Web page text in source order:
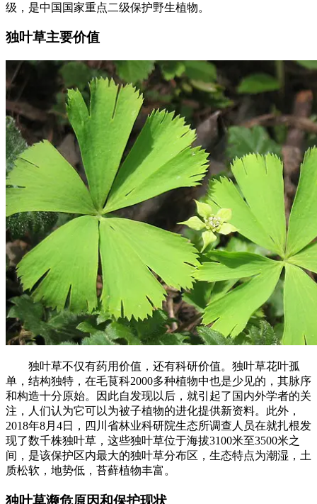
级，是中国国家重点二级保护野生植物。
独叶草主要价值
独叶草不仅有药用价值，还有科研价值。独叶草花叶孤
单，结构独特，在毛茛科2000多种植物中也是少见的，其脉序
和构造十分原始。因此自发现以后，就引起了国内外学者的关
注，人们认为它可以为被子植物的进化提供新资料。此外，
2018年8月4日，四川省林业科研院生态所调查人员在就扎根发
现了数千株独叶草，这些独叶草位于海拔3100米至3500米之
间，是该保护区内最大的独叶草分布区，生态特点为潮湿，土
质松软，地势低，苔藓植物丰富。
独叶草濒危原因和保护现状